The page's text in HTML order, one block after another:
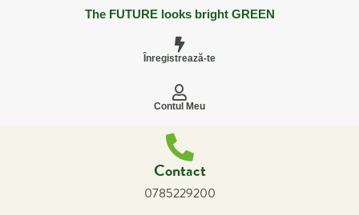
The FUTURE looks bright GREEN
Înregistrează-te
Contul Meu
Contact
0785229200